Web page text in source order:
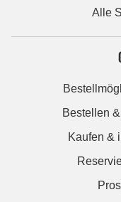
Alle
Bestellen
Kaufen &